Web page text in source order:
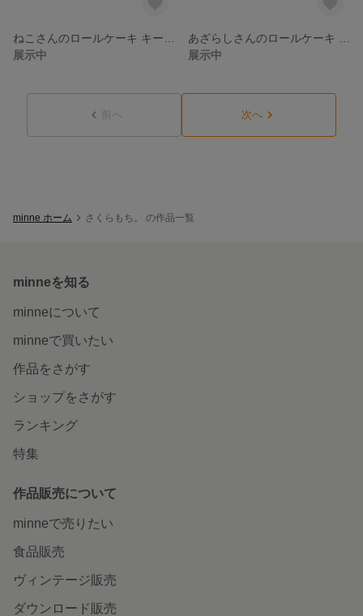
展示中
展示中
前へ 次へ
minne ホーム さくらもち。 の作品一覧
minneを知る
minneについて
minneで買いたい
作品をさがす
ショップをさがす
ランキング
特集
作品販売について
minneで売りたい
食品販売
ヴィンテージ販売
ダウンロード販売